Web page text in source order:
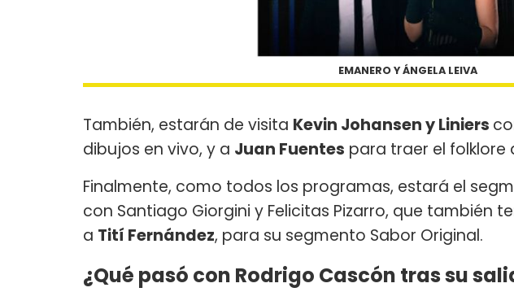
EMANERO Y ÁNGELA LEIVA
También, estarán de visita Kevin Johansen y Liniers
dibujos en vivo, y a Juan Fuentes para traer el folklore
Finalmente, como todos los programas, estará el
con Santiago Giorgini y Felicitas Pizarro, que también
a Tití Fernández, para su segmento Sabor Original.
¿Qué pasó con Rodrigo Cascón tras su